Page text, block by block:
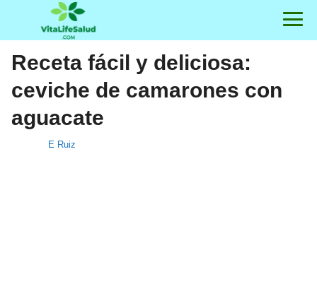
Receta fácil y deliciosa:
ceviche de camarones con
aguacate
E Ruiz